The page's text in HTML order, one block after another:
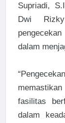
Supriadi,
Dwi
dalam
fasilitas
dalam